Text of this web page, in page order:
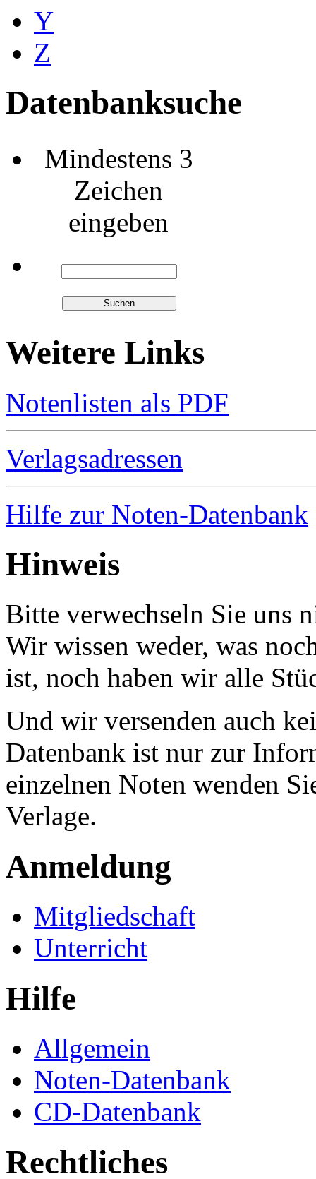
Y
Z
Datenbanksuche
Mindestens 3
Zeichen
eingeben
Weitere Links
Notenlisten als PDF
Verlagsadressen
Hilfe zur Noten-Datenbank
Hinweis
Bitte verwechseln Sie uns
Wir wissen weder, was
ist, noch haben wir alle
Und wir versenden auch
Datenbank ist nur zur
einzelnen Noten wenden
Verlage.
Anmeldung
Mitgliedschaft
Unterricht
Hilfe
Allgemein
Noten-Datenbank
CD-Datenbank
Rechtliches